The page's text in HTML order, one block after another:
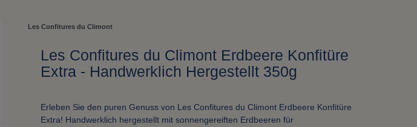
Les Confitures du Climont
Les Confitures du Climont Erdbeere Konfitüre
Extra - Handwerklich Hergestellt 350g
Erleben Sie den puren Genuss von Les Confitures du Climont Erdbeere Konfitüre
Extra! Handwerklich hergestellt mit sonnengereiften Erdbeeren für